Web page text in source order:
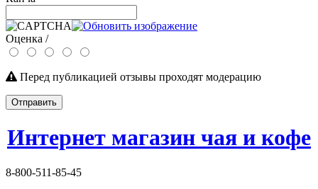
Оценка /
Перед публикацией отзывы проходят модерацию
Отправить
Интернет магазин чая и кофе
8-800-511-85-45